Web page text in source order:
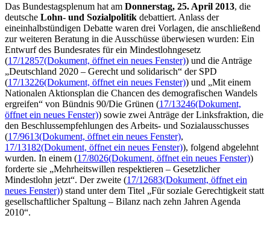
Das Bundestagsplenum hat am Donnerstag, 25. April 2013, die
deutsche Lohn- und Sozialpolitik debattiert. Anlass der
eineinhalbstündigen Debatte waren drei Vorlagen, die anschließend
zur weiteren Beratung in die Ausschüsse überwiesen wurden: Ein
Entwurf des Bundesrates für ein Mindestlohngesetz
(17/12857(Dokument, öffnet ein neues Fenster)) und die Anträge
„Deutschland 2020 – Gerecht und solidarisch“ der SPD
(17/13226(Dokument, öffnet ein neues Fenster)) und „Mit einem
Nationalen Aktionsplan die Chancen des demografischen Wandels
ergreifen“ von Bündnis 90/Die Grünen (17/13246(Dokument,
öffnet ein neues Fenster)) sowie zwei Anträge der Linksfraktion, die
den Beschlussempfehlungen des Arbeits- und Sozialausschusses
(17/9613(Dokument, öffnet ein neues Fenster),
17/13182(Dokument, öffnet ein neues Fenster)), folgend abgelehnt
wurden. In einem (17/8026(Dokument, öffnet ein neues Fenster))
forderte sie „Mehrheitswillen respektieren – Gesetzlicher
Mindestlohn jetzt“. Der zweite (17/12683(Dokument, öffnet ein
neues Fenster)) stand unter dem Titel „Für soziale Gerechtigkeit statt
gesellschaftlicher Spaltung – Bilanz nach zehn Jahren Agenda
2010“.